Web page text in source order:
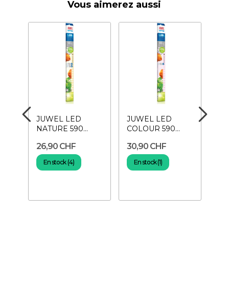
Vous aimerez aussi
JUWEL LED
NATURE 590
Tube LED
26,90 CHF
En stock (4)
JUWEL LED
COLOUR 590
Tube LED
30,90 CHF
En stock (1)